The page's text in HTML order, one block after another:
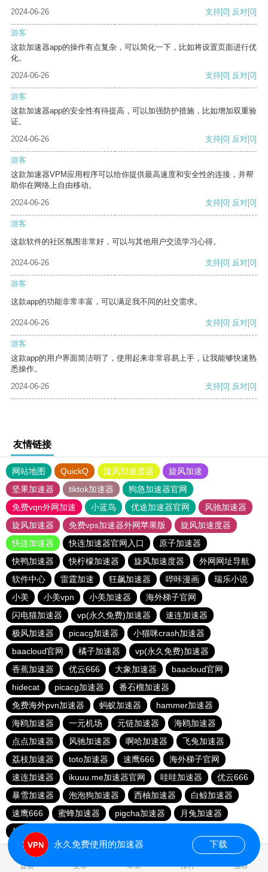
2024-06-26
支持[0] 反对[0]
游客
这款加速器app的操作有点复杂，可以简化一下，比如将设置页面进行优
化。
2024-06-26
支持[0] 反对[0]
游客
这款加速器app的安全性有待提高，可以加强防护措施，比如增加双重验
证。
2024-06-26
支持[0] 反对[0]
游客
这款加速器VPM应用程序可以给你提供最高速度和安全性的连接，并帮
助你在网络上自由移动。
2024-06-26
支持[0] 反对[0]
游客
这款软件的社区氛围非常好，可以与其他用户交流学习心得。
2024-06-26 支持[0] 反对[0]
游客
这款app的功能非常丰富，可以满足我不同的社交需求。
2024-06-26 支持[0] 反对[0]
游客
这款app的用户界面简洁明了，使用起来非常容易上手，让我能够快速熟
悉操作。
2024-06-26
支持[0] 反对[0]
友情链接
网站地图 QuickQ 旋风加速度器
旋风加速
坚果加速器
tiktok加速器
狗急加速器官网
免费vqn外网加速
小蓝鸟 优途加速器官网
风驰加速器
旋风加速器
免费vps加速器外网苹果版
旋风加速度器
快连加速器
快连加速器官网入口
原子加速器
快鸭加速器
快柠檬加速器 旋风加速度器
外网网址导航
软件中心
雷霆加速 狂飙加速器 哔咔漫画
瑞乐小说
小美
小美vpn 小美加速器
海外梯子官网
闪电猫加速器
vp(永久免费)加速器
速连加速器
极风加速器
picacg加速器
小猫咪crash加速器
baacloud官网
橘子加速器
vp(永久免费)加速器
香蕉加速器
优云666 大象加速器
baacloud官网
hidecat
picacg加速器
番石榴加速器
免费海外pvn加速器
蚂蚁加速器
hammer加速器
海鸥加速器
一元机场 元链加速器
海鸥加速器
点点加速器
风驰加速器 啊哈加速器
飞兔加速器
荔枝加速器
toto加速器 速鹰666
海外梯子官网
速连加速器
ikuuu.me加速器官网 哇哇加速器
优云666
暴雪加速器
泡泡狗加速器 西柚加速器
白鲸加速器
速鹰666
蜜蜂加速器 pigcha加速器
月兔加速器
起飞加速器
首页 安卓 苹果 排行 推荐
永久免费使用的加速器 下载
0.019069s